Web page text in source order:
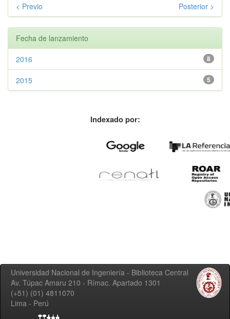
< Previo Posterior >
Fecha de lanzamiento
8
2016
5
2015
Indexado por:
Universidad Nacional de Ingeniería - Biblioteca Central
Av. Túpac Amaru 210 - Rímac. Apartado 1301
(+51) (01) 4811070
Lima - Perú